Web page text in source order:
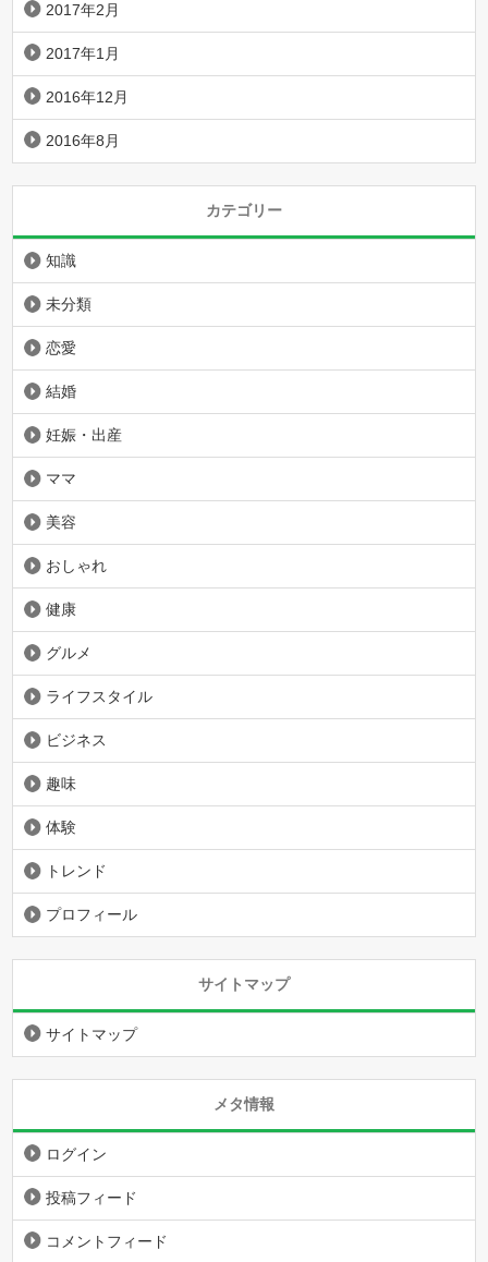
2017年2月
2017年1月
2016年12月
2016年8月
カテゴリー
知識
未分類
恋愛
結婚
妊娠・出産
ママ
美容
おしゃれ
健康
グルメ
ライフスタイル
ビジネス
趣味
体験
トレンド
プロフィール
サイトマップ
サイトマップ
メタ情報
ログイン
投稿フィード
コメントフィード